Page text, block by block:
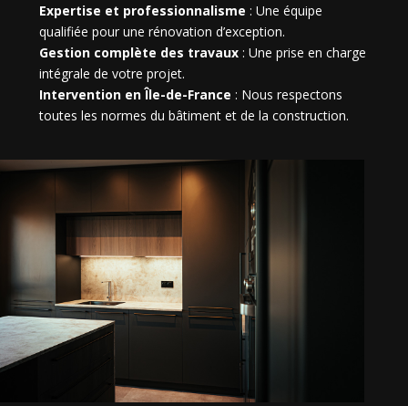
Expertise et professionnalisme : Une équipe
qualifiée pour une rénovation d’exception.
Gestion complète des travaux: Une prise en charge
intégrale de votre projet.
Intervention en Île-de-France : Nous respectons
toutes les normes du bâtiment et de la construction.